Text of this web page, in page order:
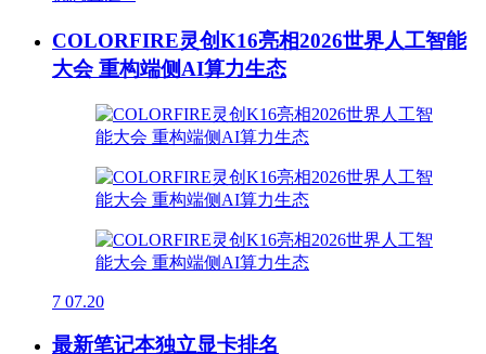
COLORFIRE灵创K16亮相2026世界人工智能
大会 重构端侧AI算力生态
7 07.20
最新笔记本独立显卡排名